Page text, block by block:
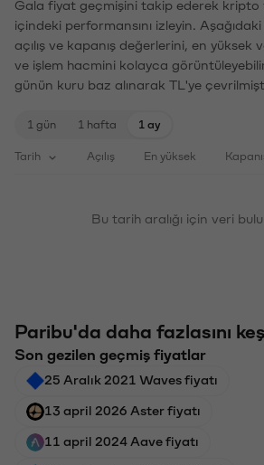
Gala fiyat geçmişini takip ederek kripto
içindeki performansını izleyin.
açılış ve kapanış değerlerini, en yüksek
ve işlem hacmini kolayca
günün kuru baz alınarak TL'ye
1 gün 1 hafta 1 ay
Tarih Açılış En yüksek
Bu tarih aralığı için veri
Paribu'da daha fazlasını
Son gezilen geçmiş fiyatlar
25 Aralık 2021 Waves fiyatı
13 april 2026 Aster fiyatı
11 april 2024 Aave fiyatı